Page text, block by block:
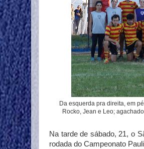
Da esquerda pra direita, em
Rocko, Jean e Leo;
Na tarde de sábado, 21, o
rodada do Campeonato